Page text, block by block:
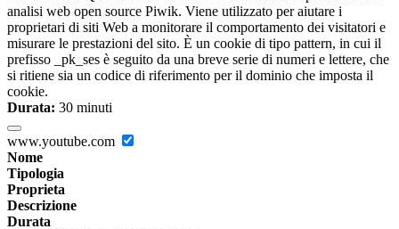
analisi web open source Piwik. Viene utilizzato per aiutare i
proprietari di siti Web a monitorare il comportamento dei visitatori e
misurare le prestazioni del sito. È un cookie di tipo pattern, in cui il
prefisso _pk_ses è seguito da una breve serie di numeri e lettere, che
si ritiene sia un codice di riferimento per il dominio che imposta il
cookie.
Durata: 30 minuti
www.youtube.com
Nome
Tipologia
Proprieta
Descrizione
Durata